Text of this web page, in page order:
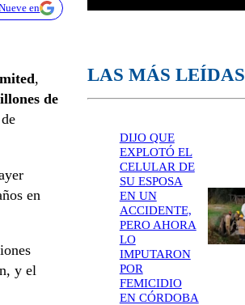
en
,
de
en
y el
LAS MÁS LEÍDAS
DIJO QUE
EXPLOTÓ EL
CELULAR DE
SU ESPOSA
EN UN
ACCIDENTE,
PERO AHORA
LO
IMPUTARON
POR
FEMICIDIO
EN CÓRDOBA